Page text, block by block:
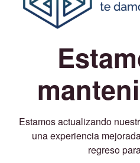
Estamos actualizando
una experiencia
regreso